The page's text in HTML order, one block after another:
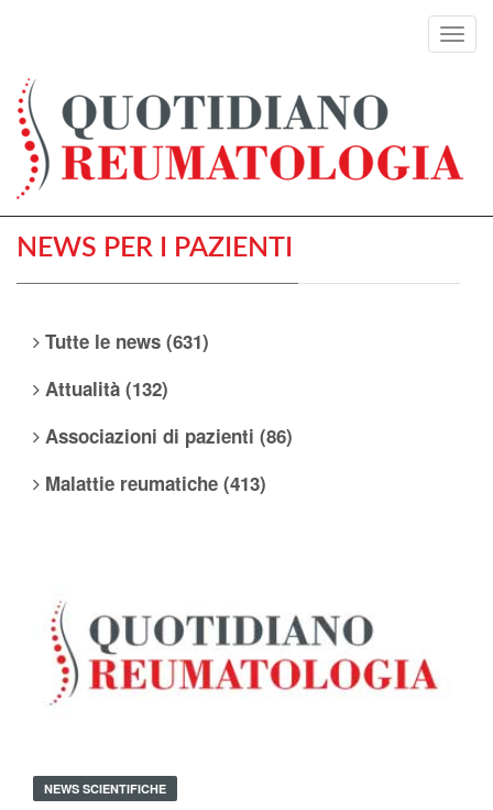
NEWS PER I PAZIENTI
Tutte le news (631)
Attualità (132)
Associazioni di pazienti (86)
Malattie reumatiche (413)
NEWS SCIENTIFICHE